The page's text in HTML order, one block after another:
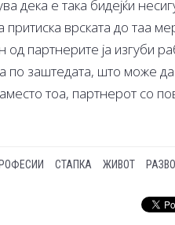
дека е така бидејќи
притиска врската до таа
партнерите ја изгуби
по заштедата, што може
тоа, партнерот со
СТАПКА ЖИВОТ